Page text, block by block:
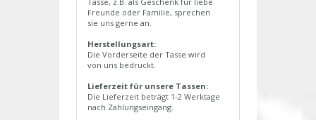
Freunde oder Familie, sprechen
sie uns gerne an.
Herstellungsart:
Die Vorderseite der Tasse wird
von uns bedruckt.
Lieferzeit für unsere Tassen:
Die Lieferzeit beträgt 1-2 Werktage
nach Zahlungseingang.